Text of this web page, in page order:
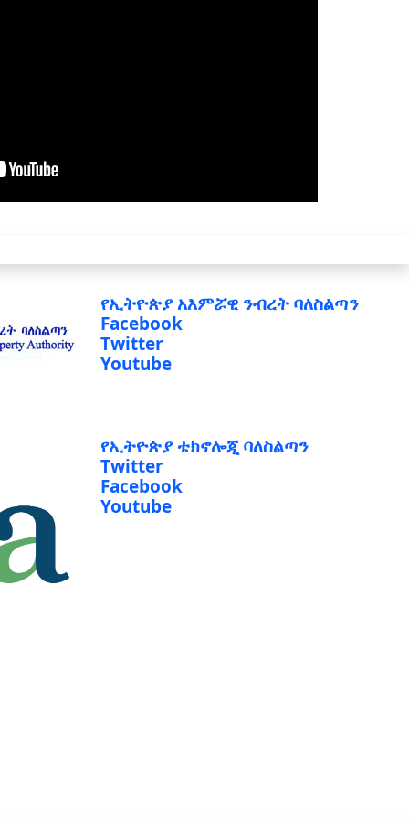
የኢትዮጵያ አእምሯዊ ንብረት ባለስልጣን
Facebook
Twitter
Youtube
የኢትዮጵያ ቴክኖሎጂ ባለስልጣን
Twitter
Facebook
Youtube